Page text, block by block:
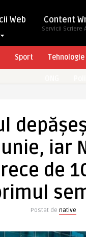
Web Content
Servicii Scriere
Sport Tehnologie
iar
de
Postat de native